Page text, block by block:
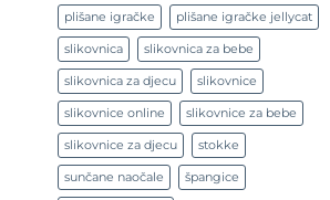
plišane igračke plišane igračke jellycat
slikovnica slikovnica za bebe
slikovnica za djecu slikovnice
slikovnice online slikovnice za bebe
slikovnice za djecu stokke
sunčane naočale špangice